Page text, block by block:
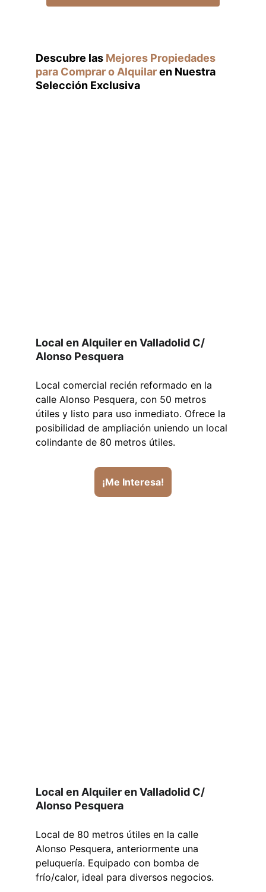
Descubre las Mejores Propiedades
para Comprar o Alquilar en Nuestra
Selección Exclusiva
Local comercial recién reformado en la
calle Alonso Pesquera, con 50 metros
útiles y listo para uso inmediato. Ofrece la
posibilidad de ampliación uniendo un local
colindante de 80 metros útiles.
¡Me Interesa!
Local de 80 metros útiles en la calle
Alonso Pesquera, anteriormente una
peluquería. Equipado con bomba de
frío/calor, ideal para diversos negocios.
Local en Alquiler en Valladolid C/
Alonso Pesquera
Local en Alquiler en Valladolid C/
Alonso Pesquera